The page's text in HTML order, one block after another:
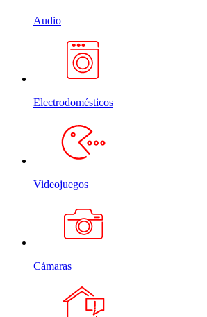
Audio
Electrodomésticos
Videojuegos
Cámaras